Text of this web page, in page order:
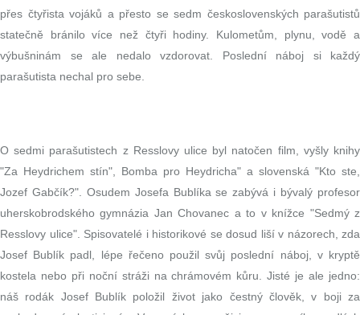
přes čtyřista vojáků a přesto se sedm československých parašutistů
statečně bránilo více než čtyři hodiny. Kulometům, plynu, vodě a
výbušninám se ale nedalo vzdorovat. Poslední náboj si každý
parašutista nechal pro sebe.
O sedmi parašutistech z Resslovy ulice byl natočen film, vyšly knihy
"Za Heydrichem stín", Bomba pro Heydricha" a slovenská "Kto ste,
Jozef Gabčík?". Osudem Josefa Bublíka se zabývá i bývalý profesor
uherskobrodského gymnázia Jan Chovanec a to v knížce "Sedmý z
Resslovy ulice". Spisovatelé i historikové se dosud liší v názorech, zda
Josef Bublík padl, lépe řečeno použil svůj poslední náboj, v kryptě
kostela nebo při noční stráži na chrámovém kůru. Jisté je ale jedno:
náš rodák Josef Bublík položil život jako čestný člověk, v boji za